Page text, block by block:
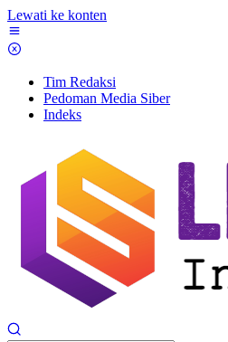
Lewati ke konten
Tim Redaksi
Pedoman Media Siber
Indeks